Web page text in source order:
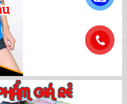
MS: TN 5015
MS: TN 5014
.